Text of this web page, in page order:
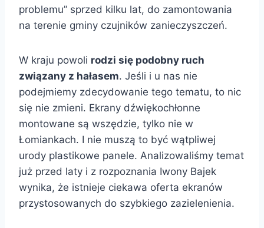
problemu” sprzed kilku lat, do zamontowania
na terenie gminy czujników zanieczyszczeń.
W kraju powoli rodzi się podobny ruch
związany z hałasem. Jeśli i u nas nie
podejmiemy zdecydowanie tego tematu, to nic
się nie zmieni. Ekrany dźwiękochłonne
montowane są wszędzie, tylko nie w
Łomiankach. I nie muszą to być wątpliwej
urody plastikowe panele. Analizowaliśmy temat
już przed laty i z rozpoznania Iwony Bajek
wynika, że istnieje ciekawa oferta ekranów
przystosowanych do szybkiego zazielenienia.